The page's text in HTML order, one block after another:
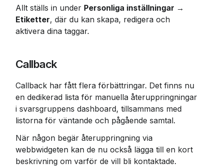
Allt ställs in under Personliga inställningar →
Etiketter, där du kan skapa, redigera och
aktivera dina taggar.
Callback
Callback har fått flera förbättringar. Det finns nu
en dedikerad lista för manuella återuppringningar
i svarsgruppens dashboard, tillsammans med
listorna för väntande och pågående samtal.
När någon begär återuppringning via
webbwidgeten kan de nu också lägga till en kort
beskrivning om varför de vill bli kontaktade.